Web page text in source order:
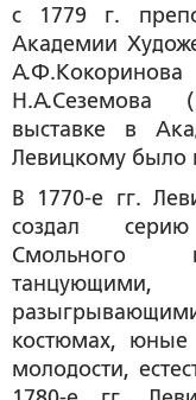
с 1779 г.
Академии
Н.А.Сеземова
выставке в
Левицкому было
В 1770-е гг.
создал
Смольного
костюмах,
молодости,